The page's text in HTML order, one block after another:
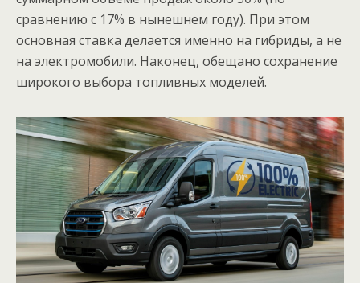
сравнению с 17% в нынешнем году). При этом
основная ставка делается именно на гибриды, а не
на электромобили. Наконец, обещано сохранение
широкого выбора топливных моделей.